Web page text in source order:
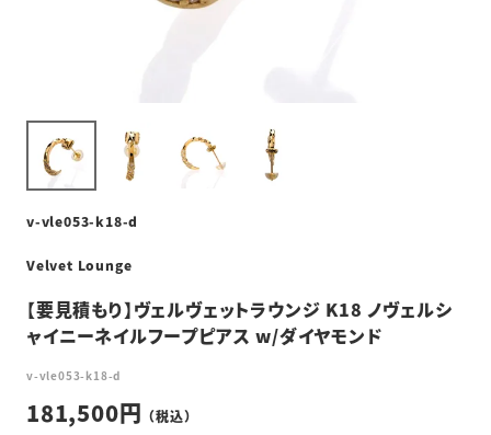
v-vle053-k18-d
Velvet Lounge
【要見積もり】ヴェルヴェットラウンジ K18 ノヴェルシ
ャイニーネイルフープピアス w/ダイヤモンド
v-vle053-k18-d
181,500